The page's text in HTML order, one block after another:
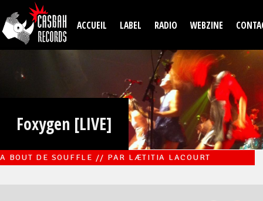
Aller au contenu principal
ACCUEIL LABEL RADIO WEBZINE
Foxygen [LIVE]
A BOUT DE SOUFFLE // PAR LÆTITIA LACOURT